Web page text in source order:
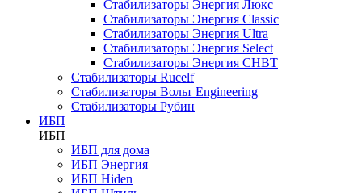
Стабилизаторы Энергия Люкс
Стабилизаторы Энергия Classic
Стабилизаторы Энергия Ultra
Стабилизаторы Энергия Select
Стабилизаторы Энергия СНВТ
Стабилизаторы Rucelf
Стабилизаторы Вольт Engineering
Стабилизаторы Рубин
ИБП
ИБП
ИБП для дома
ИБП Энергия
ИБП Hiden